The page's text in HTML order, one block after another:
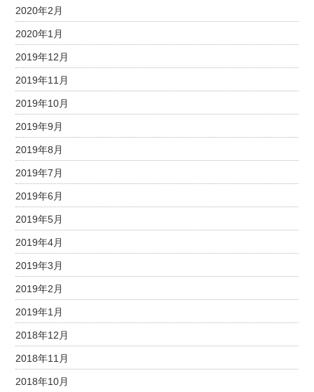
2020年2月
2020年1月
2019年12月
2019年11月
2019年10月
2019年9月
2019年8月
2019年7月
2019年6月
2019年5月
2019年4月
2019年3月
2019年2月
2019年1月
2018年12月
2018年11月
2018年10月